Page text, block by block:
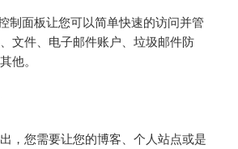
制面板让您可以简单快速的访问并管
文件、电子邮件账户、垃圾邮件防
他。
，您需要让您的博客、个人站点或是